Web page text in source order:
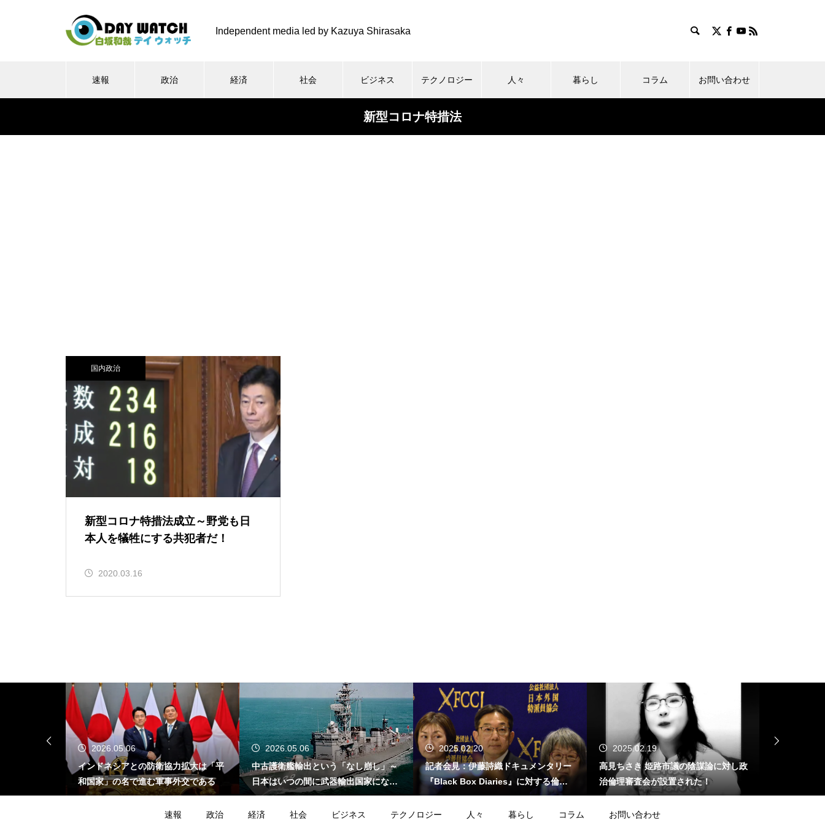
Independent media led by Kazuya Shirasaka
速報 政治 経済 社会 ビジネス テクノロジー 人々 暮らし コラム お問い合わせ
新型コロナ特措法
国内政治
新型コロナ特措法成立～野党も日
本人を犠牲にする共犯者だ！
2020.03.16
2026.05.06
インドネシアとの防衛協力拡大は「平
和国家」の名で進む軍事外交である
2026.05.06
中古護衛艦輸出という「なし崩し」～
日本はいつの間に武器輸出国家になっ
たのか～
2025.02.20
記者会見：伊藤詩織ドキュメンタリー
『Black Box Diaries』に対する倫理
的懸念
2025.02.19
高見ちさき 姫路市議の陰謀論に対し政
治倫理審査会が設置された！
が･･･
速報
政治 経済 社会 ビジネス テクノロジー 人々 暮らし コラム お問い合わせ